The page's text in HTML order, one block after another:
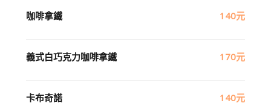
咖啡拿鐵 140元
義式白巧克力咖啡拿鐵 170元
卡布奇諾 140元